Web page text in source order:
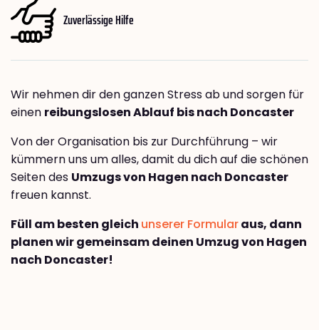
Zuverlässige Hilfe
Wir nehmen dir den ganzen Stress ab und sorgen für
einen reibungslosen Ablauf bis nach Doncaster
Von der Organisation bis zur Durchführung – wir
kümmern uns um alles, damit du dich auf die schönen
Seiten des Umzugs von Hagen nach Doncaster
freuen kannst.
Füll am besten gleich unserer Formularaus, dann
planen wir gemeinsam deinen Umzug von Hagen
nach Doncaster!